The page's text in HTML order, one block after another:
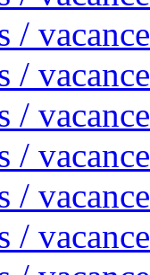
/
/
/
/
/
/